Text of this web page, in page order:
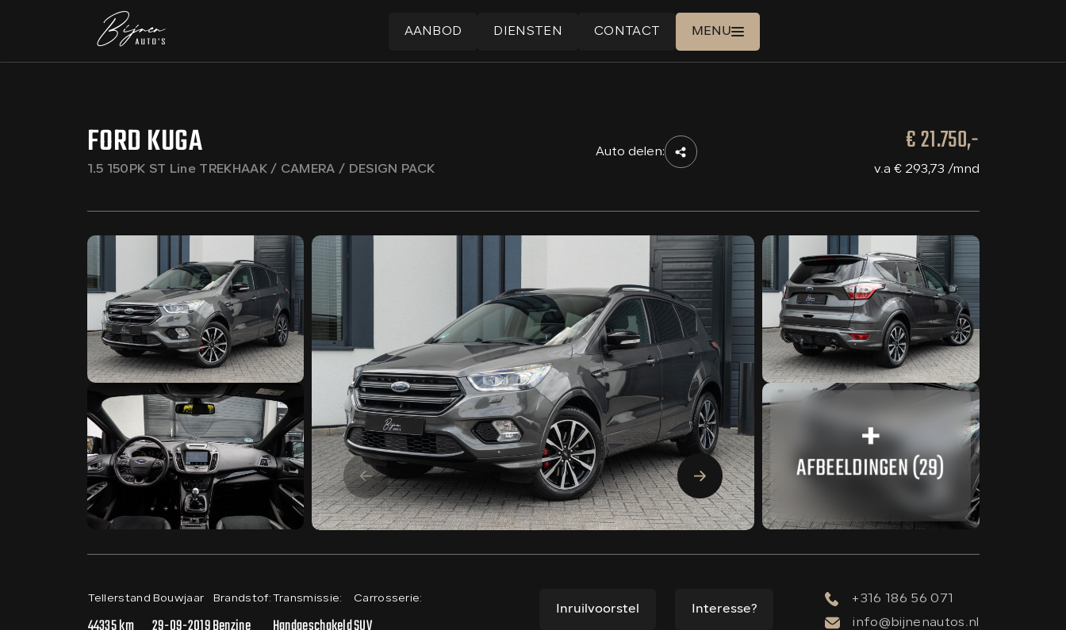
AANBOD DIENSTEN CONTACT MENU
DIENSTEN
OVER ONS
VERKOCHT
CONTACT
FORD KUGA
1.5 150PK ST Line TREKHAAK / CAMERA / DESIGN PACK
Auto delen: € 21.750,-
v.a € 293,73 /mnd
AFBEELDINGEN (29)
Tellerstand Bouwjaar Brandstof: Transmissie: Carrosserie:
Inruilvoorstel Interesse?
+316 186 56 071
info@bijnenautos.nl